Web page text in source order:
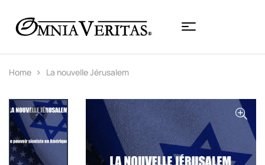
Home La nouvelle Jérusalem